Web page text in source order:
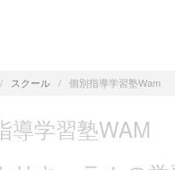
/ スクール / 個別指導学習塾Wam
導学習塾WAM